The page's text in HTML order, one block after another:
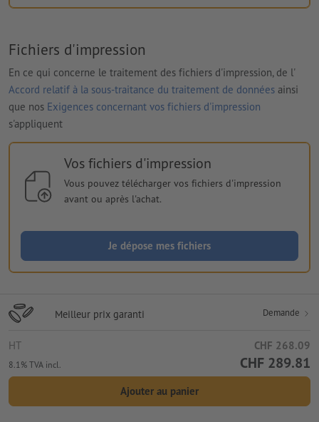
Fichiers d'impression
En ce qui concerne le traitement des fichiers d'impression, de l'
Accord relatif à la sous-traitance du traitement de données ainsi
que nos Exigences concernant vos fichiers d'impression
s'appliquent
Vos fichiers d'impression
Vous pouvez télécharger vos fichiers d'impression
avant ou après l'achat.
Je dépose mes fichiers
Meilleur prix garanti Demande
HT CHF 268.09
8.1% TVA incl. CHF 289.81
Ajouter au panier